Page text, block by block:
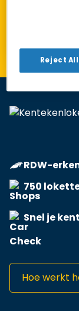
Toon
RDW-
750
Snel je
Hoe werkt
Reject All